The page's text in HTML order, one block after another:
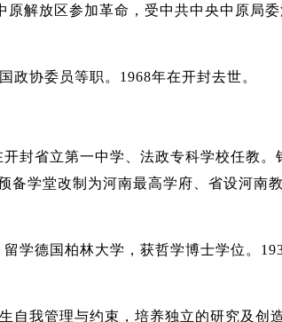
解放区参加革命，受中共中央中原局
协委员等职。1968年在开封去世。
封省立第一中学、法政专科学校任教。
备学堂改制为河南最高学府、省设河南
学德国柏林大学，获哲学博士学位。
自我管理与约束，培养独立的研究及创